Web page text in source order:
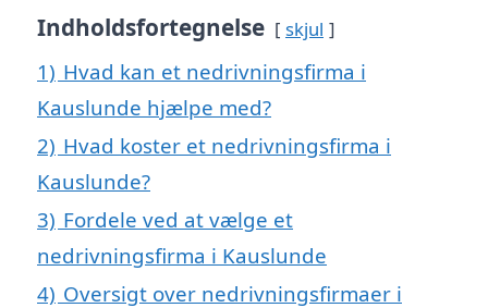
Indholdsfortegnelse skjul
1) Hvad kan et nedrivningsfirma i
Kauslunde hjælpe med?
2) Hvad koster et nedrivningsfirma i
Kauslunde?
3) Fordele ved at vælge et
nedrivningsfirma i Kauslunde
4) Oversigt over nedrivningsfirmaer i